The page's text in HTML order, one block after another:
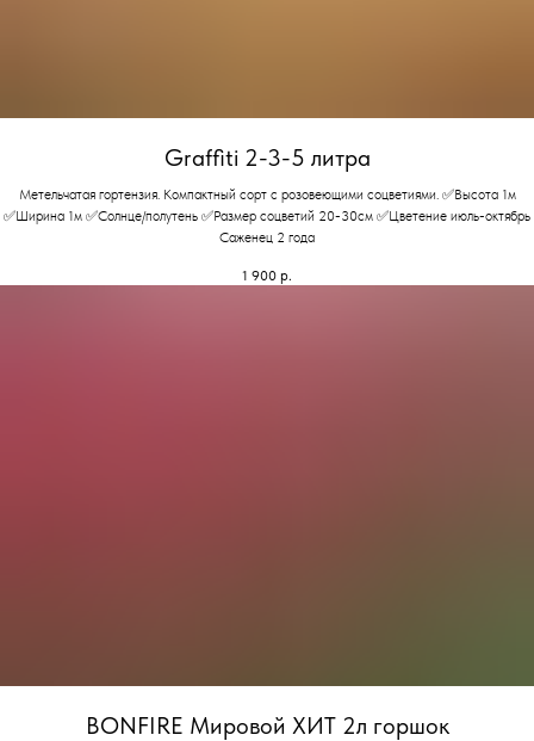
Graffiti 2-3-5 литра
Метельчатая гортензия. Компактный сорт с розовеющими соцветиями. ✅Высота 1м
✅Ширина 1м ✅Солнце/полутень ✅Размер соцветий 20-30см ✅Цветение июль-октябрь
Саженец 2 года
1 900 р.
BONFIRE Мировой ХИТ 2л горшок